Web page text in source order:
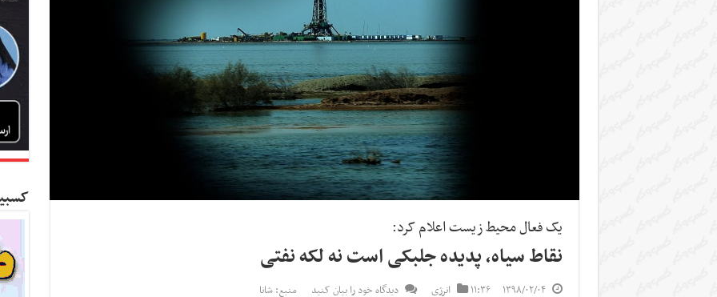
یک فعال محیط زیست اعلام کرد:
نقاط سیاه، پدیده‌ جلبکی است نه لکه نفتی
۱۳۹۸/۰۲/۰۴ ۱۱:۳۶ انرژی دیدگاه خود را بیان کنید منبع: شانا